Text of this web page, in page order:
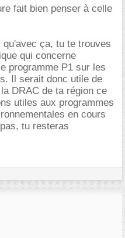
fait bien penser à celle
ça, tu te trouves
qui concerne
programme P1 sur les
Il serait donc utile de
DRAC de ta région ce
utiles aux programmes
en cours
tu resteras